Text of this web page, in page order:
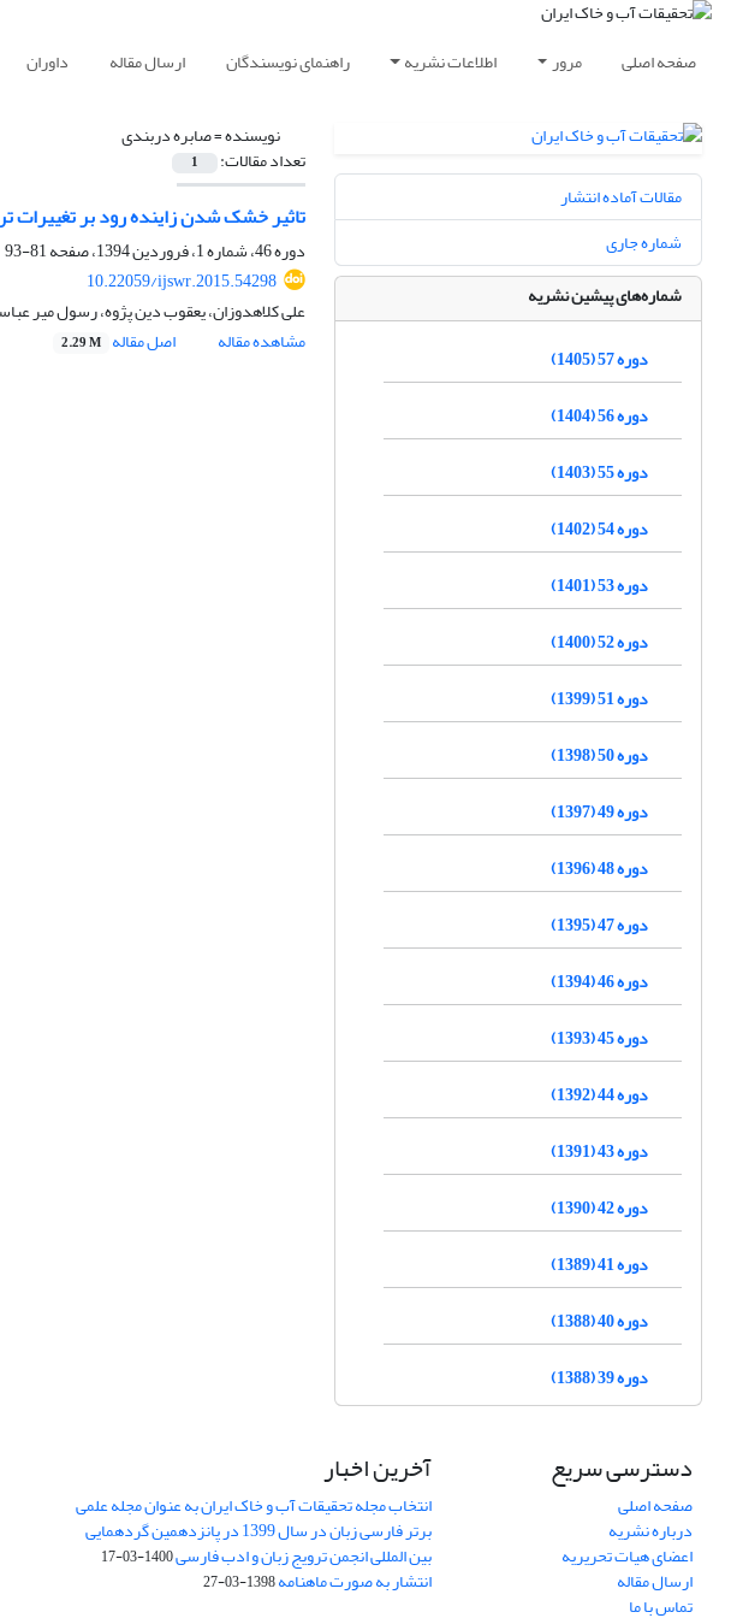
صفحه اصلی مرور اطلاعات نشریه راهنمای نویسندگان ارسال مقاله داوران
نویسنده =صابره دربندی
تعداد مقالات: 1
تاثیر خشک شدن زاینده رود بر تغییرات
دوره 46، شماره 1، فروردین 1394، صفحه
81-93
10.22059/ijswr.2015.54298
علی کلاهدوزان، یعقوب دین پژوه، رسول میر
مشاهده مقاله
اصل مقاله 2.29 M
مقالات آماده انتشار
شماره جاری
شماره‌های پیشین نشریه
دوره 57 (1405)
دوره 56 (1404)
دوره 55 (1403)
دوره 54 (1402)
دوره 53 (1401)
دوره 52 (1400)
دوره 51 (1399)
دوره 50 (1398)
دوره 49 (1397)
دوره 48 (1396)
دوره 47 (1395)
دوره 46 (1394)
دوره 45 (1393)
دوره 44 (1392)
دوره 43 (1391)
دوره 42 (1390)
دوره 41 (1389)
دوره 40 (1388)
دوره 39 (1388)
دسترسی سریع
صفحه اصلی
درباره نشریه
اعضای هیات تحریریه
ارسال مقاله
تماس با ما
آخرین اخبار
انتخاب مجله تحقیقات آب و خاک ایران به عنوان مجله علمی
برتر فارسی زبان در سال 1399 در پانزدهمین گردهمایی
بین المللی انجمن ترویج زبان و ادب فارسی1400-03-17
انتشار به صورت ماهنامه1398-03-27